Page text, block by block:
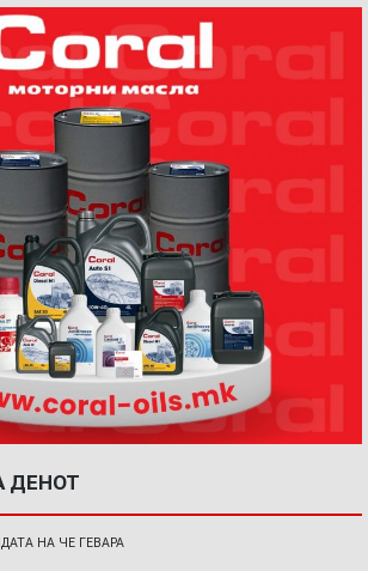
ДЕНОТ
НА ЧЕ ГЕВАРА